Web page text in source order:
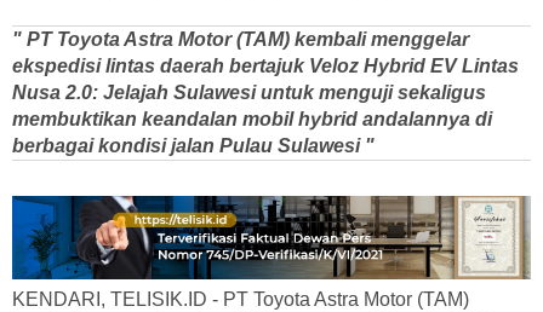
" PT Toyota Astra Motor (TAM) kembali menggelar
ekspedisi lintas daerah bertajuk Veloz Hybrid EV Lintas
Nusa 2.0: Jelajah Sulawesi untuk menguji sekaligus
membuktikan keandalan mobil hybrid andalannya di
berbagai kondisi jalan Pulau Sulawesi "
KENDARI, TELISIK.ID - PT Toyota Astra Motor (TAM)